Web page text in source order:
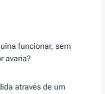
funcionar, sem
avaria?
através de um